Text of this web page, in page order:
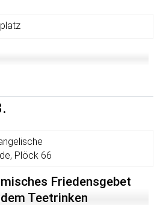
Plöck 66
Friedensgebet
Teetrinken